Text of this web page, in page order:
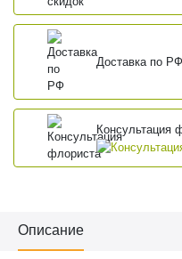
Доставка по РФ
Консультация
Описание